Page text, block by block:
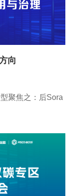
向
聚焦之：后Sora